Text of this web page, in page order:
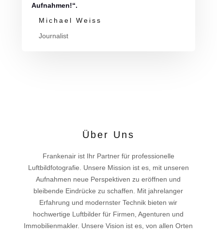
Aufnahmen!“.
Michael Weiss
Journalist
Über Uns
Frankenair ist Ihr Partner für professionelle
Luftbildfotografie. Unsere Mission ist es, mit unseren
Aufnahmen neue Perspektiven zu eröffnen und
bleibende Eindrücke zu schaffen. Mit jahrelanger
Erfahrung und modernster Technik bieten wir
hochwertige Luftbilder für Firmen, Agenturen und
Immobilienmakler. Unsere Vision ist es, von allen Orten